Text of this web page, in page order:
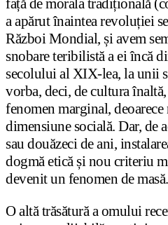
a apărut înaintea revoluției
Război Mondial, și avem
snobare teribilistă a ei încă
secolului al XIX-lea, la unii
vorba, deci, de cultura
fenomen marginal, deoarece
dimensiune socială. Dar, de
sau douăzeci de ani,
dogmă etică și nou criteriu
devenit un fenomen de masă.
O altă trăsătură a omului